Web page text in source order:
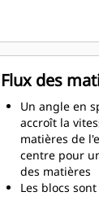
Des porte-
pour
tailles de
et 25 mm
applications
Flux des
Un angle en
accroît la
matières de
centre pour
des matières
Les blocs